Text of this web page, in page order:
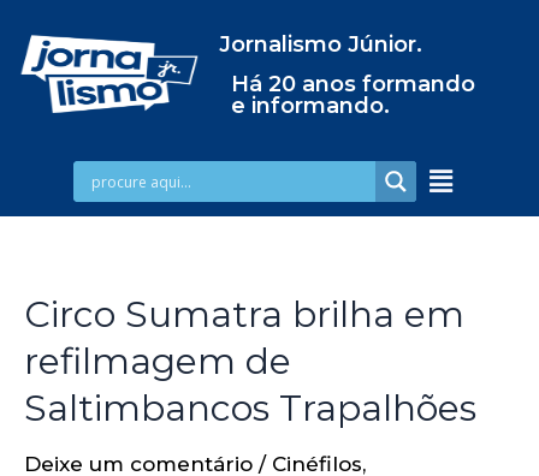
Jornalismo Júnior.
Há 20 anos formando
e informando.
Circo Sumatra brilha em
refilmagem de
Saltimbancos Trapalhões
Deixe um comentário / Cinéfilos,